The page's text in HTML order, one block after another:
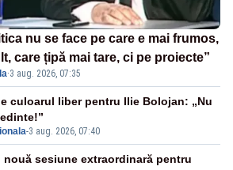
nu se face pe care e mai frumos,
care țipă mai tare, ci pe proiecte”
·3 aug. 2026, 07:35
-3 aug. 2026, 07:40
culoarul liber pentru Ilie Bolojan: „Nu
nouă sesiune extraordinară pentru